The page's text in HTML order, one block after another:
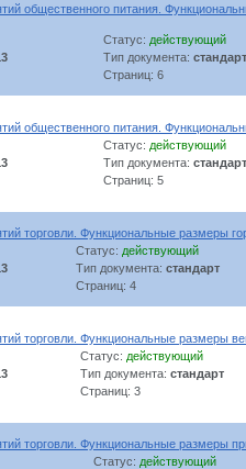
общественного питания.
Статус: действующий
Тип документа: стандарт
Страниц: 6
общественного питания.
Статус: действующий
Тип документа: стандарт
Страниц: 5
торговли. Функциональные размеры
Статус: действующий
Тип документа: стандарт
Страниц: 4
торговли. Функциональные размеры
Статус: действующий
Тип документа: стандарт
Страниц: 3
торговли. Функциональные размеры
Статус: действующий